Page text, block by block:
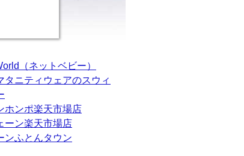
（ネットベビー）
タニティウェアのスウィ
ホンポ楽天市場店
ーン楽天市場店
ンふとんタウン